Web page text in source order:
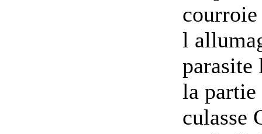
l
parasite
la
culasse